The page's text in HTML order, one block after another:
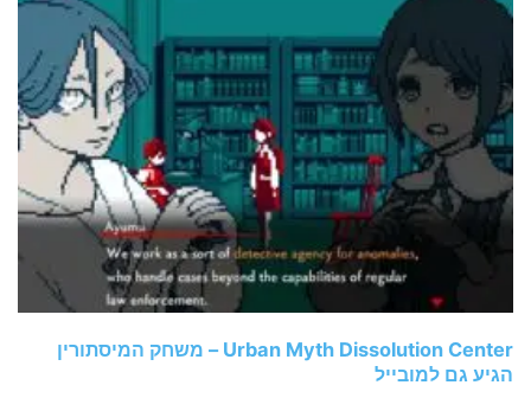
Urban Myth Dissolution Center – משחק המיסתורין
הגיע גם למובייל